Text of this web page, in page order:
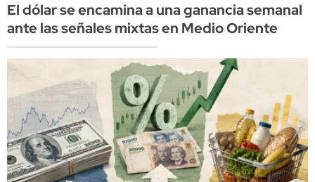
El dólar se encamina a una ganancia semanal
ante las señales mixtas en Medio Oriente